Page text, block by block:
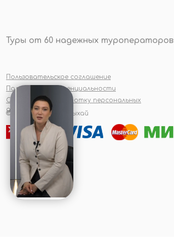
© 2026 #Летайотдыхай
Согласие на обработку персональных
данных
Политика конфиденциальности
Пользовательское соглашение
Туры от 60 надежных туроператоров